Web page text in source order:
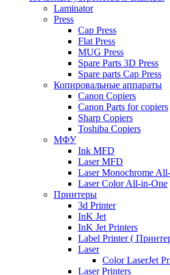
Laminator
Press
Cap Press
Flat Press
MUG Press
Spare Parts 3D Press
Spare parts Cap Press
Копировальные аппараты
Canon Copiers
Canon Parts for copiers
Sharp Copiers
Toshiba Copiers
МФУ
Ink MFD
Laser MFD
Laser Monochrome
Laser Color All-in-One
Принтеры
3d Printer
InK Jet
InK Jet Printers
Label Printer (
Laser
Color LaserJet
Laser Printers